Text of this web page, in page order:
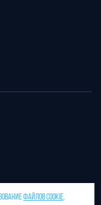
ФАЙЛОВ COOKIE,